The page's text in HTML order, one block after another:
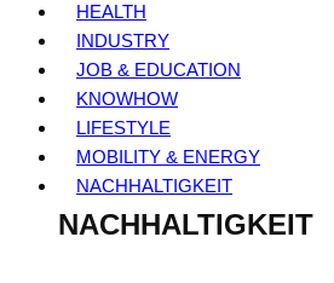
HEALTH
INDUSTRY
JOB & EDUCATION
KNOWHOW
LIFESTYLE
MOBILITY & ENERGY
NACHHALTIGKEIT
NACHHALTIGKEIT